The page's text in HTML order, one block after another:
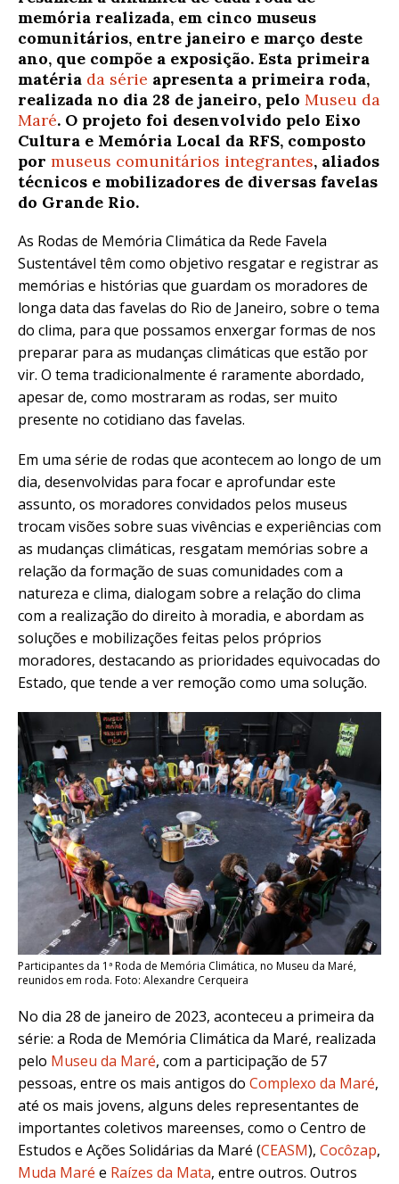
memória realizada, em cinco museus
comunitários, entre janeiro e março deste
ano, que compõe a exposição. Esta primeira
matéria da série apresenta a primeira roda,
realizada no dia 28 de janeiro, pelo Museu da
Maré. O projeto foi desenvolvido pelo Eixo
Cultura e Memória Local da RFS, composto
por museus comunitários integrantes, aliados
técnicos e mobilizadores de diversas favelas
do Grande Rio.
As Rodas de Memória Climática da Rede Favela
Sustentável têm como objetivo resgatar e registrar as
memórias e histórias que guardam os moradores de
longa data das favelas do Rio de Janeiro, sobre o tema
do clima, para que possamos enxergar formas de nos
preparar para as mudanças climáticas que estão por
vir. O tema tradicionalmente é raramente abordado,
apesar de, como mostraram as rodas, ser muito
presente no cotidiano das favelas.
Em uma série de rodas que acontecem ao longo de um
dia, desenvolvidas para focar e aprofundar este
assunto, os moradores convidados pelos museus
trocam visões sobre suas vivências e experiências com
as mudanças climáticas, resgatam memórias sobre a
relação da formação de suas comunidades com a
natureza e clima, dialogam sobre a relação do clima
com a realização do direito à moradia, e abordam as
soluções e mobilizações feitas pelos próprios
moradores, destacando as prioridades equivocadas do
Estado, que tende a ver remoção como uma solução.
Participantes da 1ª Roda de Memória Climática, no Museu da Maré,
reunidos em roda. Foto: Alexandre Cerqueira
No dia 28 de janeiro de 2023, aconteceu a primeira da
série: a Roda de Memória Climática da Maré, realizada
pelo Museu da Maré, com a participação de 57
pessoas, entre os mais antigos do Complexo da Maré,
até os mais jovens, alguns deles representantes de
importantes coletivos mareenses, como o Centro de
Estudos e Ações Solidárias da Maré (CEASM), Cocôzap,
Muda Maré e Raízes da Mata, entre outros. Outros